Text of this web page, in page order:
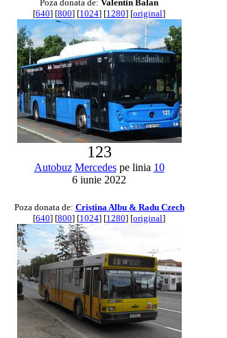
Poza donata de: Valentin Balan
[640] [800] [1024] [1280] [original]
123
Autobuz Mercedespe linia 10
6 iunie 2022
Poza donata de: Cristina Albu & Radu Czech
[640] [800] [1024] [1280] [original]